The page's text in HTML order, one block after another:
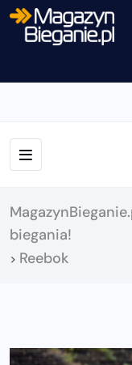
biegania!
> Reebok